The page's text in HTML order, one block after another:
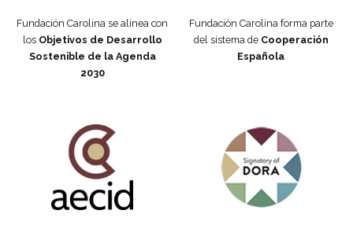
Fundación Carolina se alinea con
los Objetivos de Desarrollo
Sostenible de la Agenda
2030
Fundación Carolina forma parte
del sistema de Cooperación
Española